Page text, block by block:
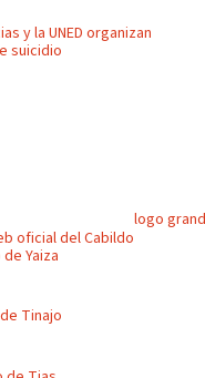
y la UNED organizan
suicidio